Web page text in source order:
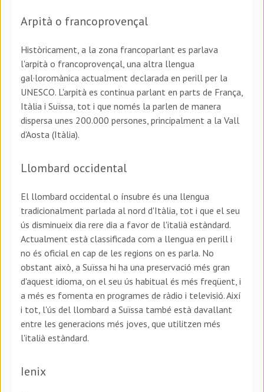
Arpità o francoprovençal
Històricament, a la zona francoparlant es parlava
l'arpità o francoprovençal, una altra llengua
gal·loromànica actualment declarada en perill per la
UNESCO. L'arpità es continua parlant en parts de França,
Itàlia i Suïssa, tot i que només la parlen de manera
dispersa unes 200.000 persones, principalment a la Vall
d'Aosta (Itàlia).
Llombard occidental
El llombard occidental o ínsubre és una llengua
tradicionalment parlada al nord d'Itàlia, tot i que el seu
ús disminueix dia rere dia a favor de l'italià estàndard.
Actualment està classificada com a llengua en perill i
no és oficial en cap de les regions on es parla. No
obstant això, a Suïssa hi ha una preservació més gran
d'aquest idioma, on el seu ús habitual és més freqüent, i
a més es fomenta en programes de ràdio i televisió. Així
i tot, l'ús del llombard a Suïssa també està davallant
entre les generacions més joves, que utilitzen més
l'italià estàndard.
Ienix